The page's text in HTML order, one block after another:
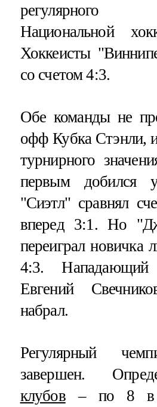
регулярного
Национальной
Хоккеисты
со счетом 4:3.
Обе команды не
офф Кубка Стэнли,
турнирного
первым добился
"Сиэтл" сравнял
вперед 3:1. Но
переиграл новичка
4:3. Нападающий
Евгений
набрал.
Регулярный
завершен.
клубов– по 8 в